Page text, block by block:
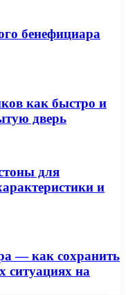
бенефициара
как быстро и
дверь
для
и
— как сохранить
ситуациях на